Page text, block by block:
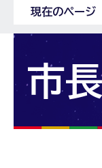
現在のページ
市